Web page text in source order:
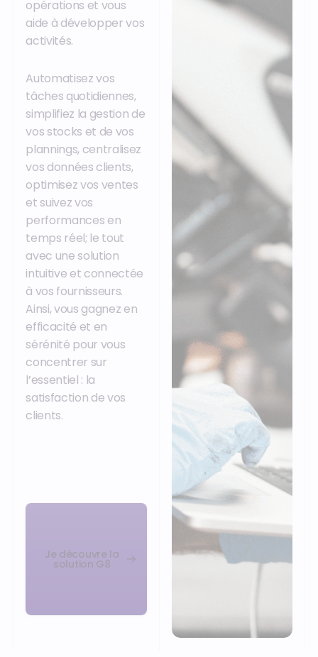
opérations et vous
aide à développer vos
activités.
Automatisez vos
tâches quotidiennes,
simplifiez la gestion de
vos stocks et de vos
plannings, centralisez
vos données clients,
optimisez vos ventes
et suivez vos
performances en
temps réel; le tout
avec une solution
intuitive et connectée
à vos fournisseurs.
Ainsi, vous gagnez en
efficacité et en
sérénité pour vous
concentrer sur
l’essentiel : la
satisfaction de vos
clients.
Je découvre la
solution G8